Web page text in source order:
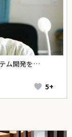
ム開発を…
5+